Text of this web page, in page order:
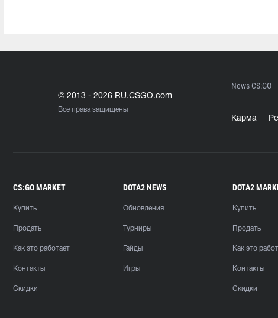
© 2013 - 2026 RU.CSGO.com
Все права защищены
News CS:GO
Карма
CS:GO MARKET
Купить
Продать
Как это работает
Контакты
Скидки
DOTA2 NEWS
Обновления
Турниры
Гайды
Игры
DOTA2
Купить
Продать
Как это
Контакты
Скидки